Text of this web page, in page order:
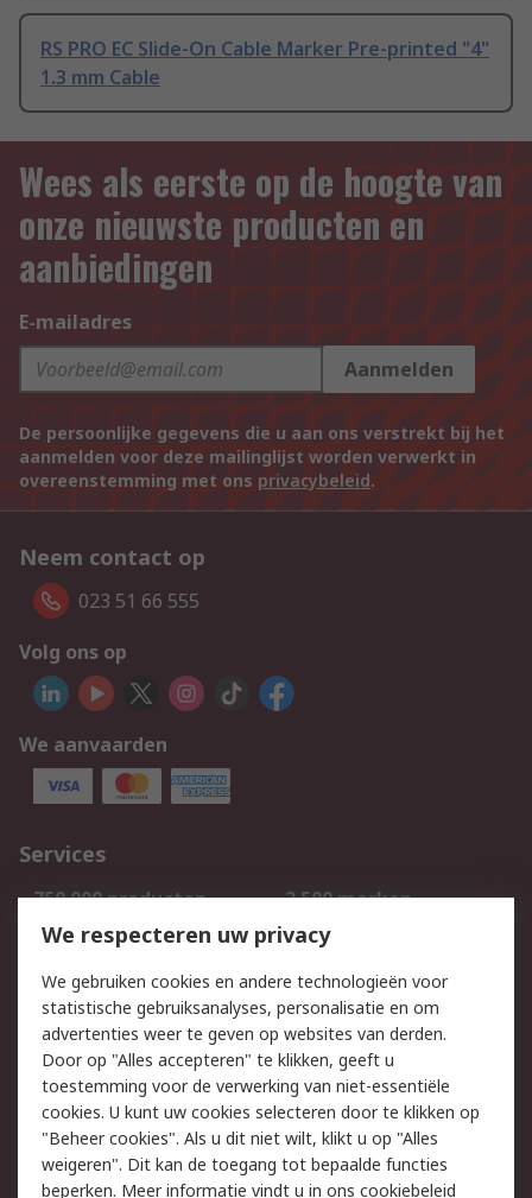
RS PRO EC Slide-On Cable Marker Pre-printed "4"
1.3 mm Cable
Wees als eerste op de hoogte van
onze nieuwste producten en
aanbiedingen
E-mailadres
Aanmelden
De persoonlijke gegevens die u aan ons verstrekt bij het
aanmelden voor deze mailinglijst worden verwerkt in
overeenstemming met ons privacybeleid.
Neem contact op
023 51 66 555
Volg ons op
We aanvaarden
Services
750.000 producten
2.500 merken
Bestellen
Inkoopoplossingen
Track & Trace
Wettelijk
Cookiebeleid
Email veiligheid
Privacybeleid
Websitevoorwaarden
Algemene
We respecteren uw privacy
We gebruiken cookies en andere technologieën voor
statistische gebruiksanalyses, personalisatie en om
advertenties weer te geven op websites van derden.
Door op "Alles accepteren" te klikken, geeft u
toestemming voor de verwerking van niet-essentiële
cookies. U kunt uw cookies selecteren door te klikken op
"Beheer cookies". Als u dit niet wilt, klikt u op "Alles
weigeren". Dit kan de toegang tot bepaalde functies
beperken. Meer informatie vindt u in ons cookiebeleid